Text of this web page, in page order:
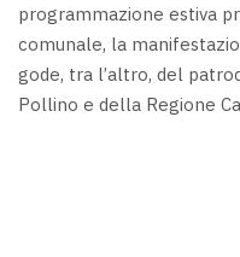
programmazione estiva
comunale, la
gode, tra l’altro, del
Pollino e della Regione